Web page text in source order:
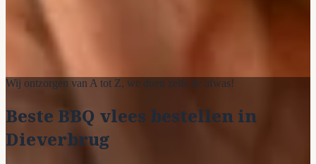
Wij ontzorgen van A tot Z, we doen zelfs de afwas!
Beste BBQ vlees bestellen in
Dieverbrug